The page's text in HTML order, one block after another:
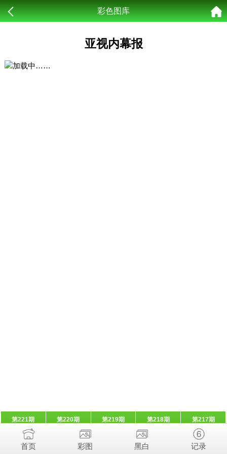
彩色图库
亚视内幕报
第221期 第220期 第219期 第218期 第217期
首页 彩图 黑白 记录